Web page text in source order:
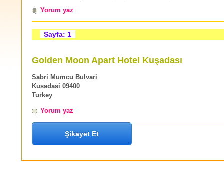
Yorum yaz
Sayfa: 1
Golden Moon Apart Hotel Kuşadası
Sabri Mumcu Bulvari
Kusadasi 09400
Turkey
Yorum yaz
Şikayet Et